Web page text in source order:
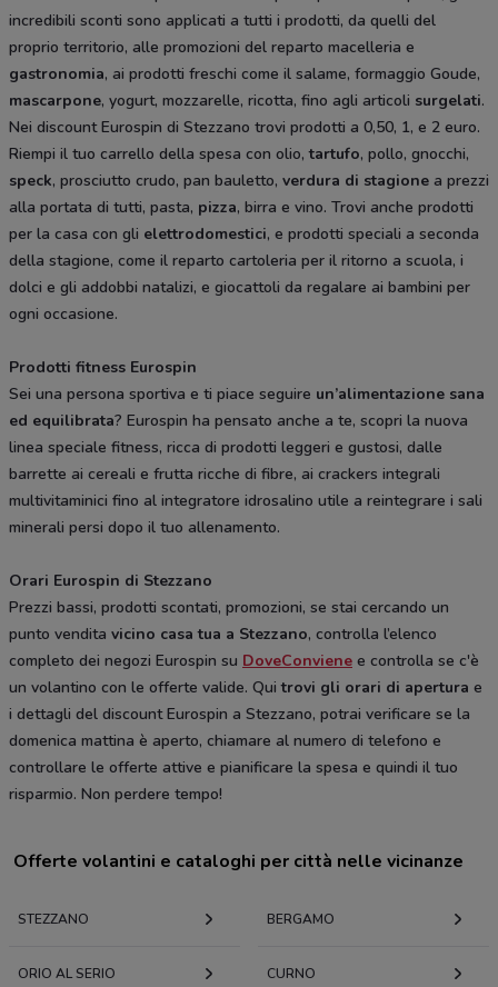
incredibili sconti sono applicati a tutti i prodotti, da quelli del
proprio territorio, alle promozioni del reparto macelleria e
gastronomia, ai prodotti freschi come il salame, formaggio Goude,
mascarpone, yogurt, mozzarelle, ricotta, fino agli articoli surgelati.
Nei discount Eurospin di Stezzano trovi prodotti a 0,50, 1, e 2 euro.
Riempi il tuo carrello della spesa con olio,tartufo, pollo, gnocchi,
speck, prosciutto crudo, pan bauletto, verdura di stagione a prezzi
alla portata di tutti, pasta, pizza, birra e vino. Trovi anche prodotti
per la casa con gli elettrodomestici, e prodotti speciali a seconda
della stagione, come il reparto cartoleria per il ritorno a scuola, i
dolci e gli addobbi natalizi, e giocattoli da regalare ai bambini per
ogni occasione.
Prodotti fitness Eurospin
Sei una persona sportiva e ti piace seguire un’alimentazione sana
ed equilibrata? Eurospin ha pensato anche a te, scopri la nuova
linea speciale fitness, ricca di prodotti leggeri e gustosi, dalle
barrette ai cereali e frutta ricche di fibre, ai crackers integrali
multivitaminici fino al integratore idrosalino utile a reintegrare i sali
minerali persi dopo il tuo allenamento.
Orari Eurospin di Stezzano
Prezzi bassi, prodotti scontati, promozioni, se stai cercando un
punto vendita vicino casa tua a Stezzano, controlla l’elenco
completo dei negozi Eurospin su DoveConviene e controlla se c'è
un volantino con le offerte valide. Quitrovi gli orari di apertura e
i dettagli del discount Eurospin a Stezzano, potrai verificare se la
domenica mattina è aperto, chiamare al numero di telefono e
controllare le offerte attive e pianificare la spesa e quindi il tuo
risparmio. Non perdere tempo!
Offerte volantini e cataloghi per città nelle vicinanze
STEZZANO BERGAMO
ORIO AL SERIO CURNO